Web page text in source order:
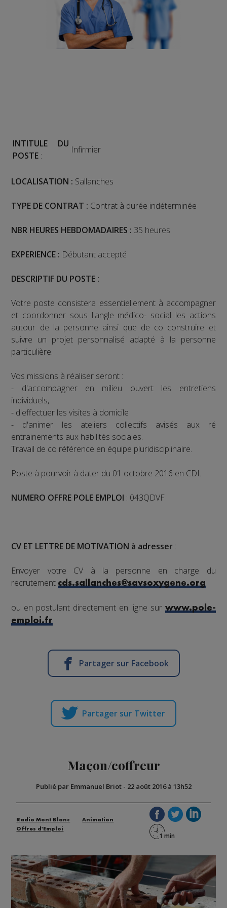
INTITULE DU
POSTE :
Infirmier
LOCALISATION : Sallanches
TYPE DE CONTRAT : Contrat à durée indéterminée
NBR HEURES HEBDOMADAIRES : 35 heures
EXPERIENCE : Débutant accepté
DESCRIPTIF DU POSTE :
Votre poste consistera essentiellement à accompagner
et coordonner sous l'angle médico- social les actions
autour de la personne ainsi que de co construire et
suivre un projet personnalisé adapté à la personne
particulière.
Vos missions à réaliser seront :
- d'accompagner en milieu ouvert les entretiens
individuels,
- d'effectuer les visites à domicile
- d'animer les ateliers collectifs avisés aux ré
entrainements aux habilités sociales.
Travail de co référence en équipe pluridisciplinaire.
Poste à pourvoir à dater du 01 octobre 2016 en CDI.
NUMERO OFFRE POLE EMPLOI : 043QDVF
CV ET LETTRE DE MOTIVATION à adresser :
Envoyer votre CV à la personne en charge du
recrutementcds.sallanches@savsoxygene.org
ou en postulant directement en ligne sur www.pole-
emploi.fr
Partager sur Facebook
Partager sur Twitter
Maçon/coffreur
Publié par Emmanuel Briot- 22 août 2016 à 13h52
Radio Mont Blanc
Animation
Offres d'Emploi